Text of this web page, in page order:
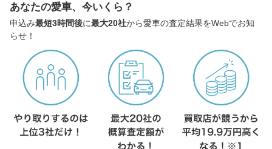
あなたの愛車、今いくら？
申込み最短3時間後に最大20社から愛車の査定結果をWebでお知
らせ！